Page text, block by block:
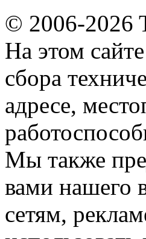
© 2006-2026
На этом
сбора
адресе,
Мы также
вами нашего
сетям,